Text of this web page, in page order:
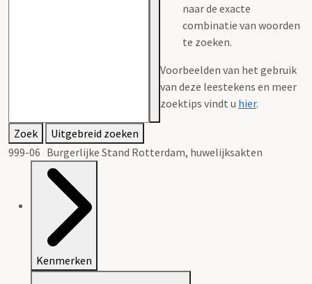
naar de exacte
combinatie van woorden
te zoeken.
Voorbeelden van het gebruik
van deze leestekens en meer
zoektips vindt u hier.
Zoek
Uitgebreid zoeken
999-06 Burgerlijke Stand Rotterdam, huwelijksakten
Kenmerken